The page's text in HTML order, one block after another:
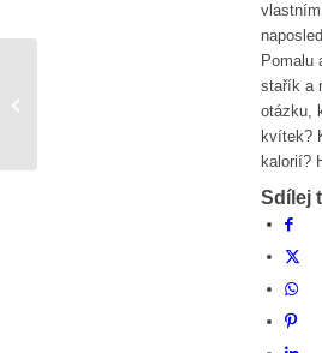
Pomalu
stařík a
otázku,
kvítek?
kalorií?
Sdílej